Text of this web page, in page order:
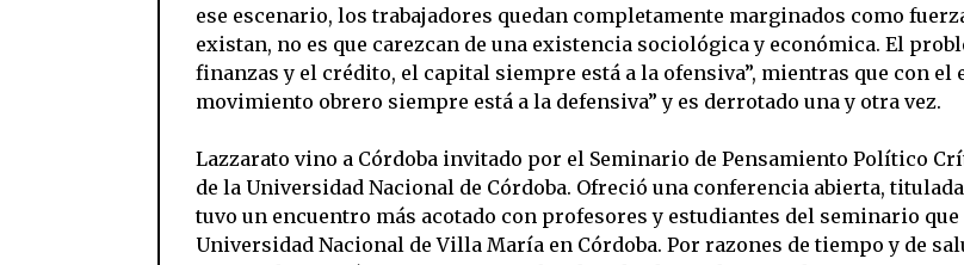
ese escenario, los trabajadores quedan completamente marginados como
existan, no es que carezcan de una existencia sociológica y económica. El
finanzas y el crédito, el capital siempre está a la ofensiva”, mientras que con el
movimiento obrero siempre está a la defensiva” y es derrotado una y otra vez.
Lazzarato vino a Córdoba invitado por el Seminario de Pensamiento Político
de la Universidad Nacional de Córdoba. Ofreció una conferencia abierta,
tuvo un encuentro más acotado con profesores y estudiantes del seminario
Universidad Nacional de Villa María en Córdoba. Por razones de tiempo y de